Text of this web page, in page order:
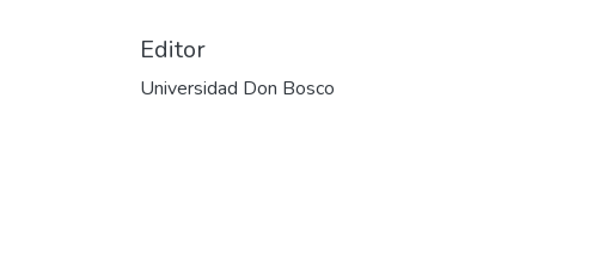
Editor
Universidad Don Bosco